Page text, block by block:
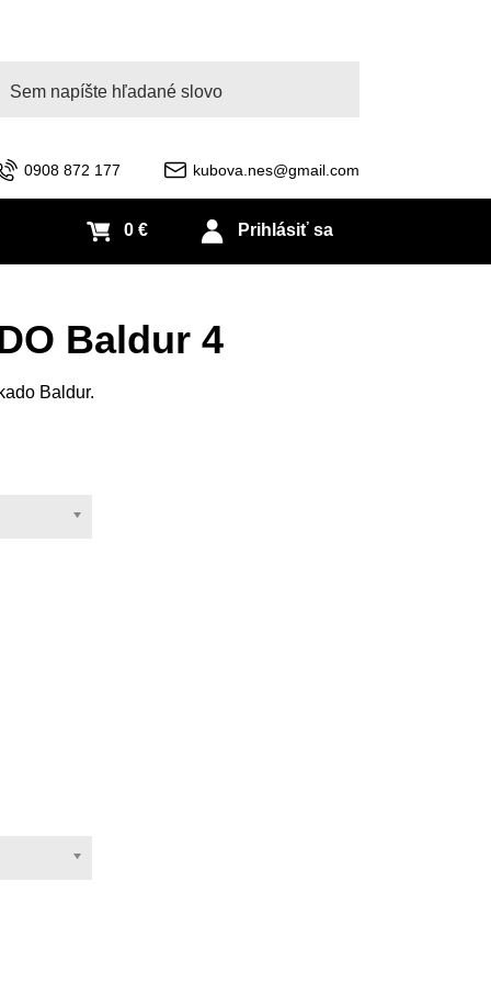
0908 872 177 kubova.nes@gmail.com
Prihlásiť sa
0 €
Baldur 4
Baldur.